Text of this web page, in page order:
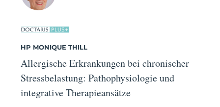
HP MONIQUE THILL
Allergische Erkrankungen bei chronischer
Stressbelastung: Pathophysiologie und
integrative Therapieansätze